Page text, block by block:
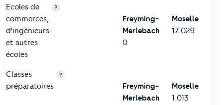
Ecoles de
commerces,
d'ingénieurs
et autres
écoles
?
Freyming-
Merlebach
0
Moselle
17 029
Classes
préparatoires
?
Freyming-
Merlebach
Moselle
1 013